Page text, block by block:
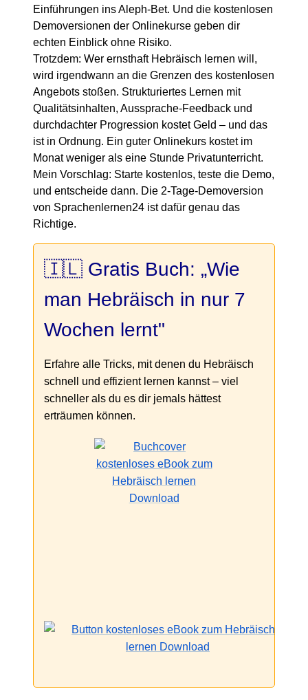
Einführungen ins Aleph-Bet. Und die kostenlosen
Demoversionen der Onlinekurse geben dir
echten Einblick ohne Risiko.
Trotzdem: Wer ernsthaft Hebräisch lernen will,
wird irgendwann an die Grenzen des kostenlosen
Angebots stoßen. Strukturiertes Lernen mit
Qualitätsinhalten, Aussprache-Feedback und
durchdachter Progression kostet Geld – und das
ist in Ordnung. Ein guter Onlinekurs kostet im
Monat weniger als eine Stunde Privatunterricht.
Mein Vorschlag: Starte kostenlos, teste die Demo,
und entscheide dann. Die 2-Tage-Demoversion
von Sprachenlernen24 ist dafür genau das
Richtige.
🇮🇱 Gratis Buch: „Wie
man Hebräisch in nur 7
Wochen lernt"
Erfahre alle Tricks, mit denen du Hebräisch
schnell und effizient lernen kannst – viel
schneller als du es dir jemals hättest
erträumen können.